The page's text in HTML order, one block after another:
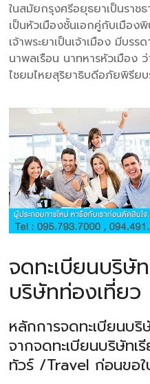
ในสมัยกรุงศรีอยุธยาเป็นราช
เป็นหัวเมืองชั้นเอกคู่กับเมือ
เจ้าพระยาเป็นเจ้าเมือง มีบร
นาพลเรือน นาทหารหัวเมือง ว่
ไชยมไหยสุริยาธิบดีอภัยพิรีย
จดทะเบียนบริษั
บริษัทท่องเที่ยว
หลักการจดทะเบียนบ
จากจดทะเบียนบริษัทเ
ทัวร์ /Travel ก่อนขอ